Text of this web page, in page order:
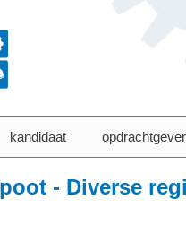
kandidaat opdrachtgever
- Diverse